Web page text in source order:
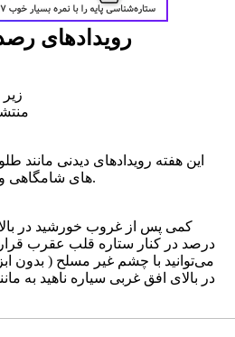
رویدادهای رصدی 6 تا 12
منتشر
این هفته رویدادهای دیدنی مانند
های شامگاهی و صبحگاهی را خواهیم داشت.
درصد در کنار ستاره قلب عقرب قرار
می‌توانید با چشم غیر مسلح ( بدون